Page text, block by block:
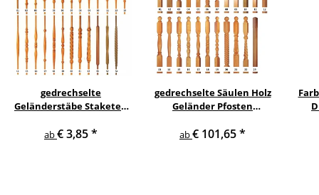
gedrechselte
Geländerstäbe Staketen
Holzstab Treppenstab
ab€ 3,85*
gedrechselte Säulen Holz
Geländer Pfosten
Holzpfosten Holzsäulen
ab€ 101,65*